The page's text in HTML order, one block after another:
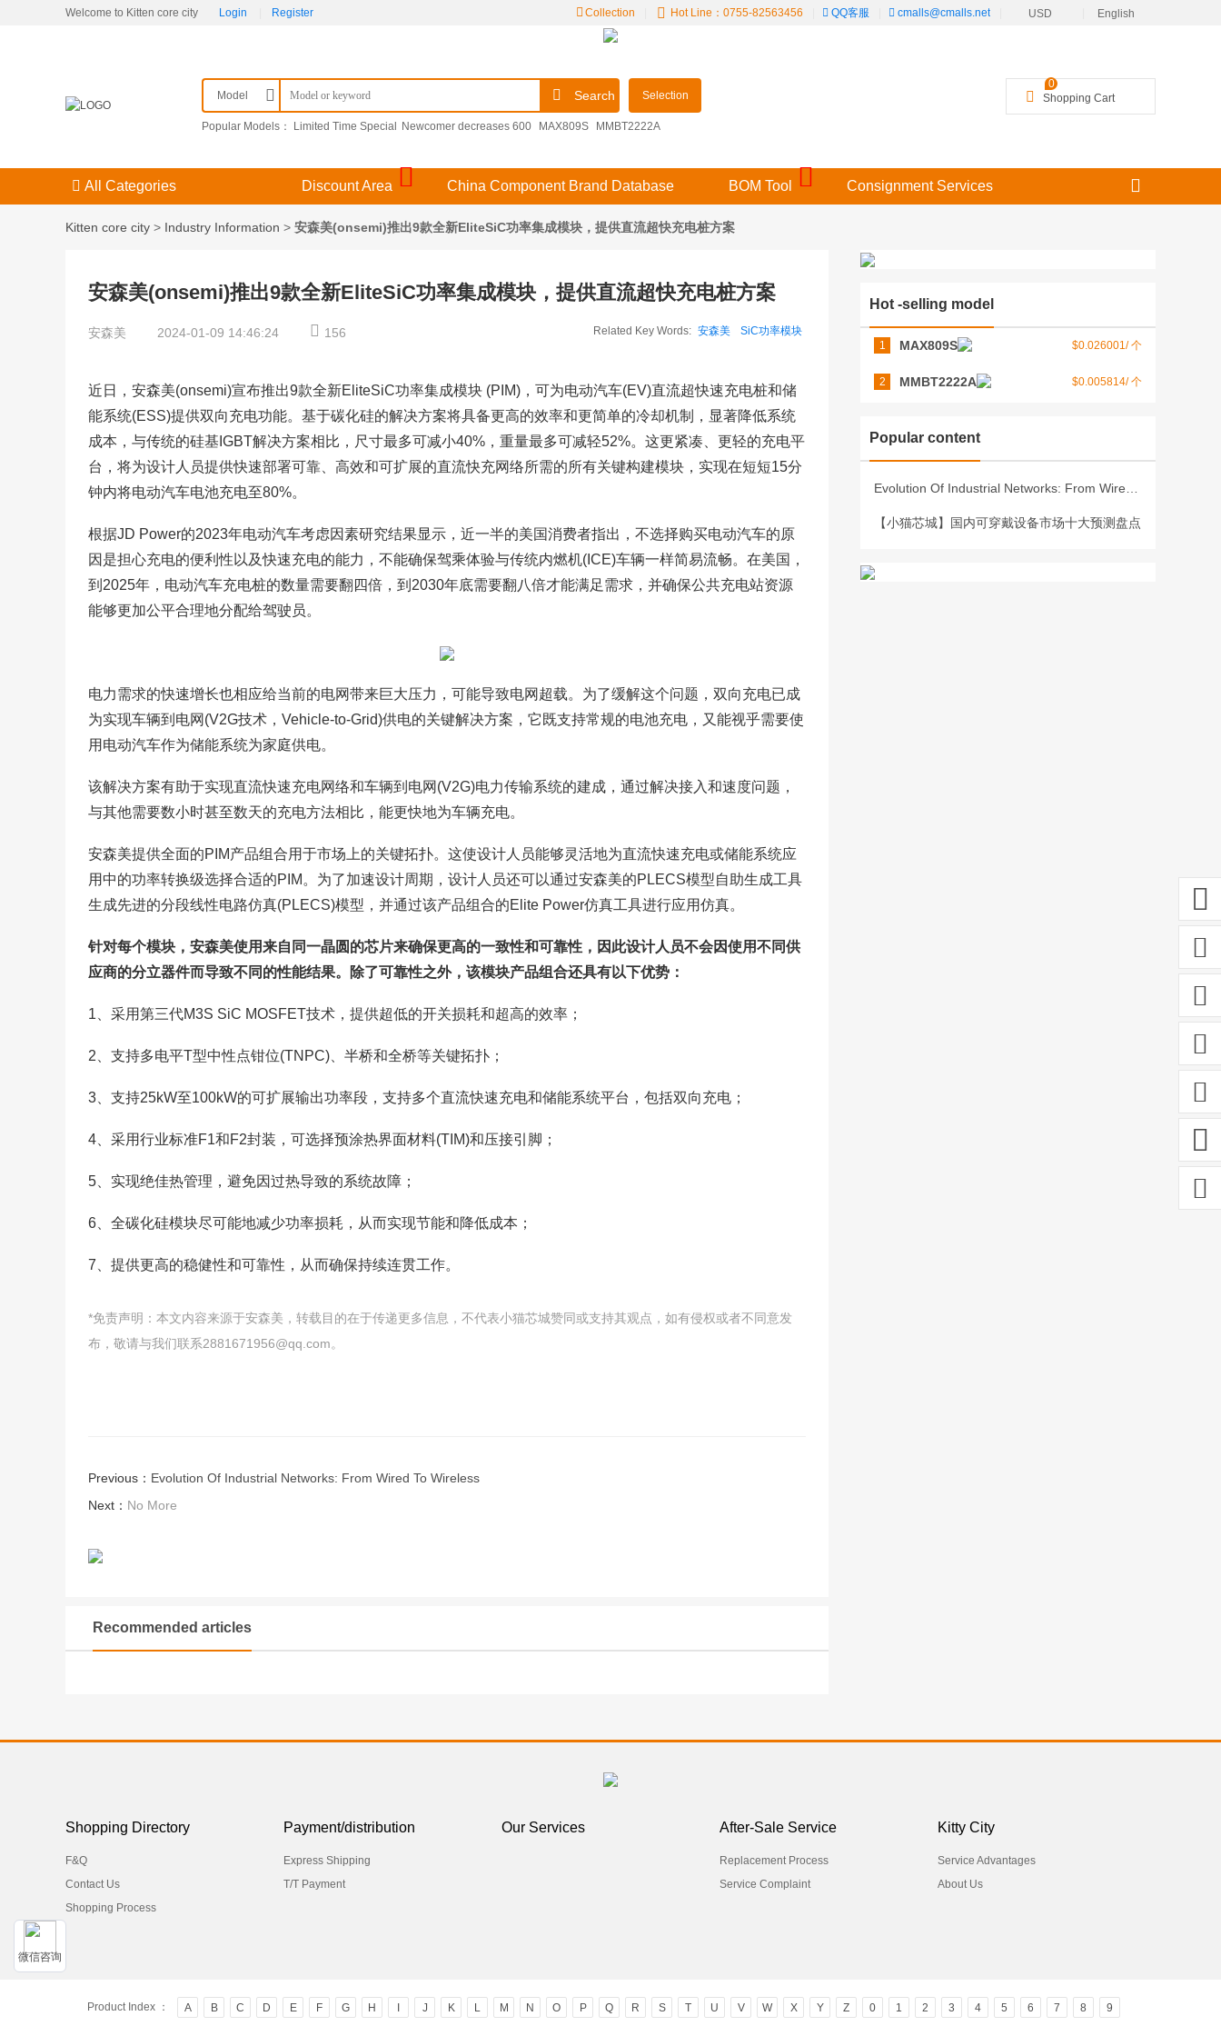
Welcome to Kitten core city Login Register USD English
Collection Hot Line：0755-82563456 QQ客服
cmalls@cmalls.net
Model Search Selection
Popular Models： Limited Time Special Newcomer decreases 600 MAX809S
MMBT2222A
V48MLA1210NH
Shopping Cart
0
All Categories Discount Area China Component Brand Database BOM Tool Consignment Services
Kitten core city > Industry Information > 安森美(onsemi)推出9款全新EliteSiC功率集成模块，提供直流超快充电桩方案
安森美(onsemi)推出9款全新EliteSiC功率集成模块，提供直流超快充电桩方案
安森美 2024-01-09 14:46:24 156 Related Key Words: 安森美 SiC功率模块
近日，安森美(onsemi)宣布推出9款全新EliteSiC功率集成模块 (PIM)，可为电动汽车(EV)直流超快速充电桩和储
能系统(ESS)提供双向充电功能。基于碳化硅的解决方案将具备更高的效率和更简单的冷却机制，显著降低系统
成本，与传统的硅基IGBT解决方案相比，尺寸最多可减小40%，重量最多可减轻52%。这更紧凑、更轻的充电平
台，将为设计人员提供快速部署可靠、高效和可扩展的直流快充网络所需的所有关键构建模块，实现在短短15分
钟内将电动汽车电池充电至80%。
根据JD Power的2023年电动汽车考虑因素研究结果显示，近一半的美国消费者指出，不选择购买电动汽车的原
因是担心充电的便利性以及快速充电的能力，不能确保驾乘体验与传统内燃机(ICE)车辆一样简易流畅。在美国，
到2025年，电动汽车充电桩的数量需要翻四倍，到2030年底需要翻八倍才能满足需求，并确保公共充电站资源
能够更加公平合理地分配给驾驶员。
电力需求的快速增长也相应给当前的电网带来巨大压力，可能导致电网超载。为了缓解这个问题，双向充电已成
为实现车辆到电网(V2G技术，Vehicle-to-Grid)供电的关键解决方案，它既支持常规的电池充电，又能视乎需要使
用电动汽车作为储能系统为家庭供电。
该解决方案有助于实现直流快速充电网络和车辆到电网(V2G)电力传输系统的建成，通过解决接入和速度问题，
与其他需要数小时甚至数天的充电方法相比，能更快地为车辆充电。
安森美提供全面的PIM产品组合用于市场上的关键拓扑。这使设计人员能够灵活地为直流快速充电或储能系统应
用中的功率转换级选择合适的PIM。为了加速设计周期，设计人员还可以通过安森美的PLECS模型自助生成工具
生成先进的分段线性电路仿真(PLECS)模型，并通过该产品组合的Elite Power仿真工具进行应用仿真。
针对每个模块，安森美使用来自同一晶圆的芯片来确保更高的一致性和可靠性，因此设计人员不会因使用不同供
应商的分立器件而导致不同的性能结果。除了可靠性之外，该模块产品组合还具有以下优势：
1、采用第三代M3S SiC MOSFET技术，提供超低的开关损耗和超高的效率；
2、支持多电平T型中性点钳位(TNPC)、半桥和全桥等关键拓扑；
3、支持25kW至100kW的可扩展输出功率段，支持多个直流快速充电和储能系统平台，包括双向充电；
4、采用行业标准F1和F2封装，可选择预涂热界面材料(TIM)和压接引脚；
5、实现绝佳热管理，避免因过热导致的系统故障；
6、全碳化硅模块尽可能地减少功率损耗，从而实现节能和降低成本；
7、提供更高的稳健性和可靠性，从而确保持续连贯工作。
*免责声明：本文内容来源于安森美，转载目的在于传递更多信息，不代表小猫芯城赞同或支持其观点，如有侵权或者不同意发
布，敬请与我们联系2881671956@qq.com。
Previous： Evolution Of Industrial Networks: From Wired To Wireless
Next： No More
Recommended articles
Hot -selling model
1 MAX809S $0.026001/ 个
2 MMBT2222A $0.005814/ 个
Popular content
【小猫芯城】国内可穿戴设备市场十大预测盘点
Shopping Directory
F&Q
Contact Us
Shopping Process
Payment/distribution
Express Shipping
T/T Payment
Our Services After-Sale Service
Replacement Process
Service Complaint
Kitty City
Service Advantages
About Us
Product Index ： A B C D E F G H J K L M N O P Q R S T U V W X Y Z 0 1 2 3 4 5 6 7 8 9
微信咨询